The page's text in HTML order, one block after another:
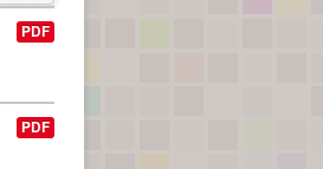
PDF
PDF